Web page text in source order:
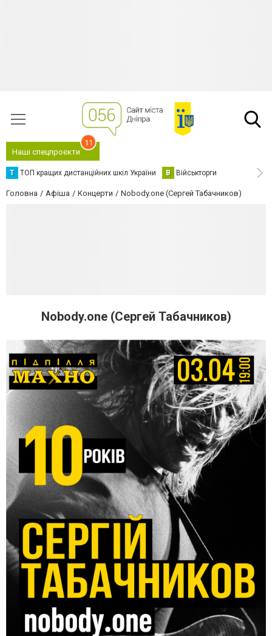
Наші спецпроєкти
11
Т ТОП кращих дистанційних шкіл України В Військторги
Головна Афіша Концерти Nobody.one (Сергей Табачников)
Nobody.one (Сергей Табачников)